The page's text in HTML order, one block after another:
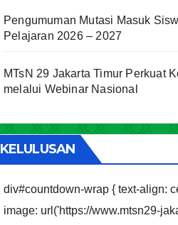
Pengumuman Mutasi Masuk
Pelajaran 2026 – 2027
MTsN 29 Jakarta Timur Perkuat
melalui Webinar Nasional
KELULUSAN
div#countdown-wrap { text-align:
image: url('https://www.mtsn29-